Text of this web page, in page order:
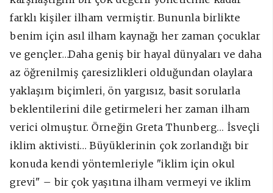
farklı kişiler ilham vermiştir. Bununla birlikte
benim için asıl ilham kaynağı her zaman çocuklar
ve gençler…Daha geniş bir hayal dünyaları ve daha
az öğrenilmiş çaresizlikleri olduğundan olaylara
yaklaşım biçimleri, ön yargısız, basit sorularla
beklentilerini dile getirmeleri her zaman ilham
verici olmuştur. Örneğin Greta Thunberg… İsveçli
iklim aktivisti… Büyüklerinin çok zorlandığı bir
konuda kendi yöntemleriyle "iklim için okul
grevi" – bir çok yaşıtına ilham vermeyi ve iklim